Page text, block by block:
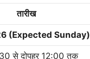
तारीख
(Expected Sunday)
से दोपहर 12:00 तक